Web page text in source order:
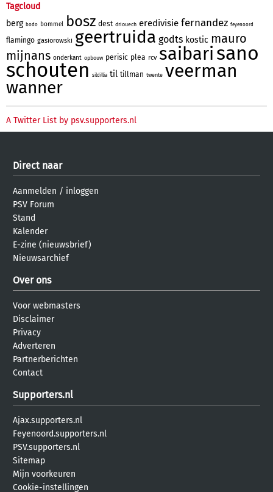
Tagcloud
berg bodo bommel bosz dest driouech eredivisie fernandez feyenoord
flamingo gasiorowski geertruida godts kostic mauro
mijnans onderkant opbouw perisic plea rcv saibari sano
schouten sildillia til tillman twente veerman
wanner
A Twitter List by psv.supporters.nl
Direct naar
Aanmelden / inloggen
PSV Forum
Stand
Kalender
E-zine (nieuwsbrief)
Nieuwsarchief
Over ons
Voor webmasters
Disclaimer
Privacy
Adverteren
Partnerberichten
Contact
Supporters.nl
Ajax.supporters.nl
Feyenoord.supporters.nl
PSV.supporters.nl
Sitemap
Mijn voorkeuren
Cookie-instellingen